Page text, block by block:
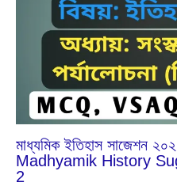
মাধ্যমিক ইতিহাস সাজেশন
Madhyamik History
2